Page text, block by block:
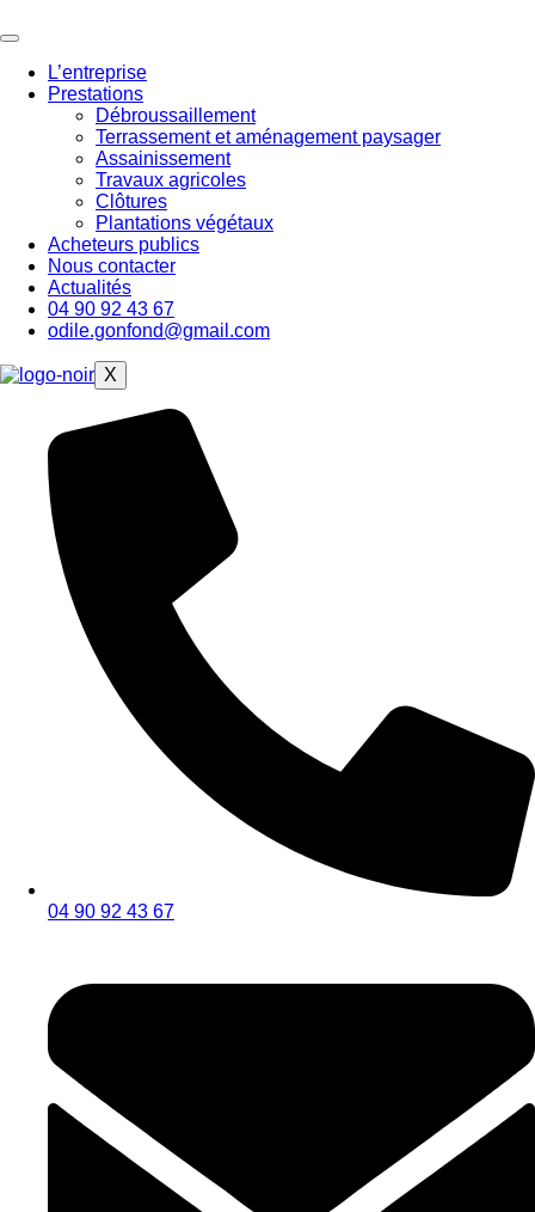
au
L’entreprise
Prestations
Débroussaillement
Terrassement et aménagement paysager
Assainissement
Travaux agricoles
Clôtures
Plantations végétaux
Acheteurs publics
Nous contacter
Actualités
04 90 92 43 67
odile.gonfond@gmail.com
X
04 90 92 43 67